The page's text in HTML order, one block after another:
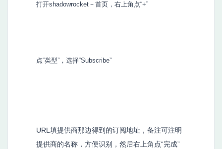
打开shadowrocket－首页，右上角点“+”
点“类型”，选择“Subscribe”
URL填提供商那边得到的订阅地址，备注可注明
提供商的名称，方便识别，然后右上角点“完成”